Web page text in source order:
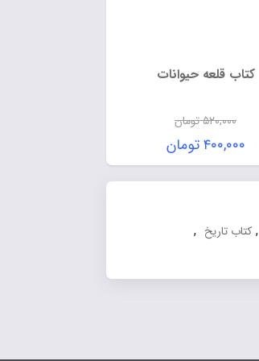
کتاب قلعه حیوانات
۵۲۰,۰۰۰تومان
۴۰۰,۰۰۰تومان
, کتاب تاریخ ,